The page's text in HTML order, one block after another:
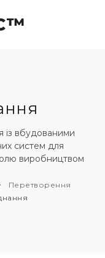
із вбудованими
систем для
виробництвом
Перетворення